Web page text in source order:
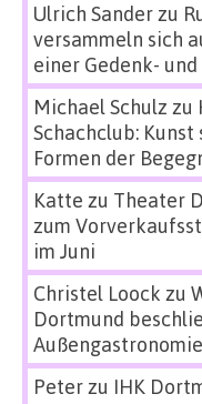
Ulrich Sanderzu
versammeln sich
einer Gedenk-
Michael Schulz zu
Schachclub:
Formen der
Katte zu Theater
zum
im Juni
Christel Loock zu
Dortmund
Außengastronomie
Peterzu IHK